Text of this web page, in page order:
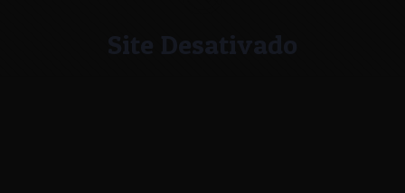
Site Desativado